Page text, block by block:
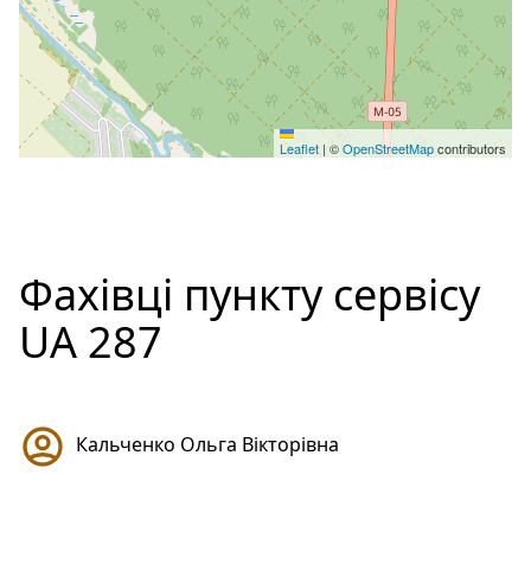
Leaflet | ©OpenStreetMapcontributors
Фахівці пункту сервісу
UA 287
Кальченко Ольга Вікторівна